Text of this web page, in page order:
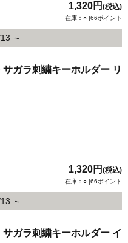
1,320円 (税込)
在庫：○ |66ポイント
～
ガラ刺繍キーホルダー リ
1,320円 (税込)
在庫：○ |66ポイント
～
ガラ刺繍キーホルダー イ